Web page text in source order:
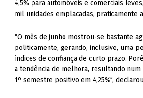
4,5% para automóveis e comerciais
mil unidades emplacadas, praticamente
“O mês de junho mostrou-se bastante
politicamente, gerando, inclusive, uma
índices de confiança de curto prazo.
a tendência de melhora, resultando
1º semestre positivo em 4,25%”,